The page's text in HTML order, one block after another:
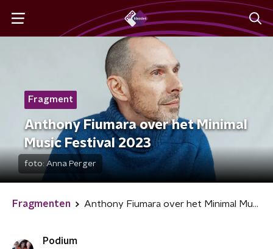
Fragment
Anthony Fiumara over het Minimal
Music Festival 2023
foto: Anna Perger
Fragmenten Anthony Fiumara over het Minimal Music Festival 2023
Podium